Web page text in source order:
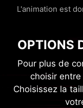
L'animation est
OPTIONS
Pour plus de
choisir
Choisissez la